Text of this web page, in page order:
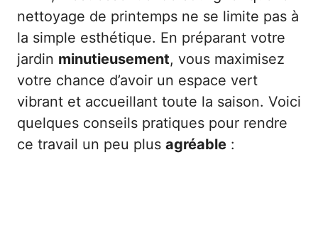
nettoyage de printemps ne se limite pas à
la simple esthétique. En préparant votre
jardin minutieusement, vous maximisez
votre chance d’avoir un espace vert
vibrant et accueillant toute la saison. Voici
quelques conseils pratiques pour rendre
ce travail un peu plus agréable :